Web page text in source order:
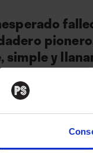
simple y
existencia
de la
un artista al